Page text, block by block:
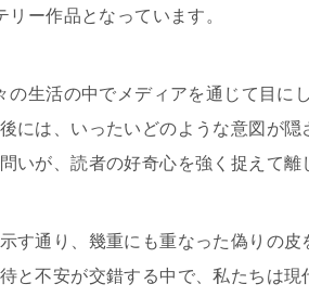
リー作品となっています。
の生活の中でメディアを通じて目に
には、いったいどのような意図が隠
いが、読者の好奇心を強く捉えて離
す通り、幾重にも重なった偽りの皮
と不安が交錯する中で、私たちは現